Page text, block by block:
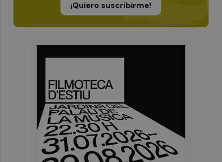
¡Quiero suscribirme!